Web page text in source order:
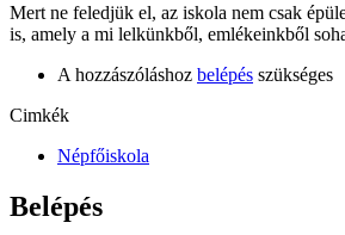
Mert ne feledjük el, az iskola nem csak
is, amely a mi lelkünkből, emlékeinkből
A hozzászóláshoz belépés szükséges
Cimkék
Népfőiskola
Belépés